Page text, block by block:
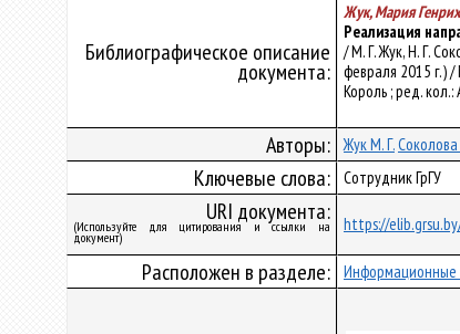
Библиографическое описание
документа:
Жук, Мария
Реализация
/ М. Г. Жук, Н. Г.
февраля 2015 г.)
Король ; ред.
Авторы: Жук М. Г.Соколова
Ключевые слова: Сотрудник ГрГУ
URI документа:
(Используйте для цитирования и ссылки на
документ)
https://
Расположен в разделе: Информационные